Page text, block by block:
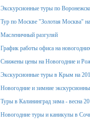
Экскурсионные туры по
Тур по Москве "Золотая Москва"
Масленичный разгуляй
График работы офиса на
Снижены цены на Новогодние и
Экскурсионные туры в Крым на
Новогодние и зимние
Туры в Калининград зима - весна
Новогодние туры и каникулы в